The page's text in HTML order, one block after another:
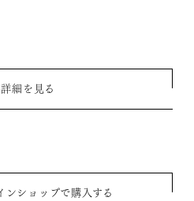
細を見る
ンショップで購入する